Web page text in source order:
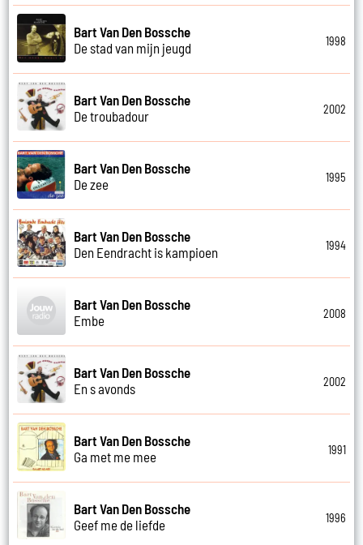
Bart Van Den Bossche
De stad van mijn jeugd
1998
Bart Van Den Bossche
De troubadour
2002
Bart Van Den Bossche
De zee
1995
Bart Van Den Bossche
Den Eendracht is kampioen
1994
Bart Van Den Bossche
Embe
2008
Bart Van Den Bossche
En s avonds
2002
Bart Van Den Bossche
Ga met me mee
1991
Bart Van Den Bossche
Geef me de liefde
1996